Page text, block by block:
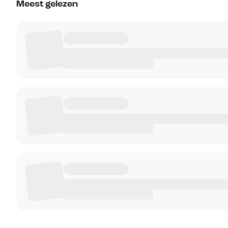
Meest gelezen